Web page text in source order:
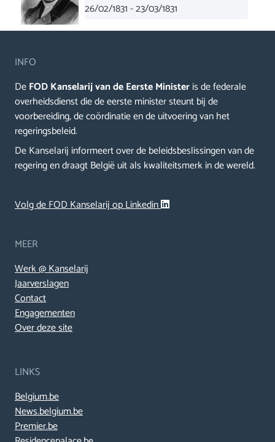
26/02/1831 - 23/03/1831
INFO
DeFOD Kanselarij van de Eerste Ministeris de federale
overheidsdienst die de eerste minister steunt bij de
voorbereiding, de coördinatie en de uitvoering van het
regeringsbeleid.
De Kanselarij informeert over de beleidsbeslissingen van de
regering en draagt België uit als kwaliteitsmerk in de wereld.
Volg de FOD Kanselarij op Linkedin
MEER
Werk @ Kanselarij
Jaarverslagen
Contact
Engagementen
Over deze site
LINKS
Belgium.be
News.belgium.be
Premier.be